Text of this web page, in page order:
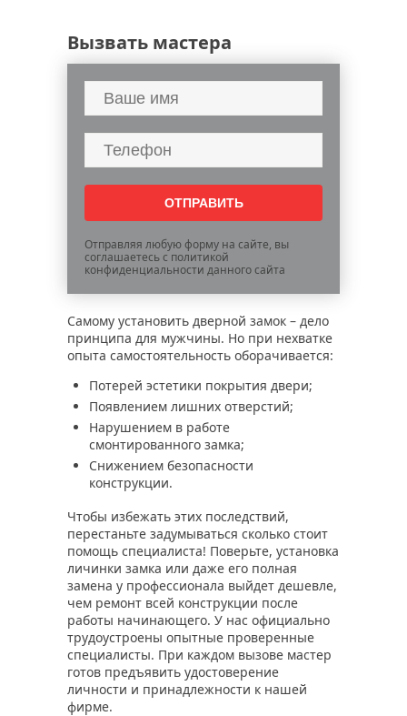
Вызвать мастера
Отправляя любую форму на сайте, вы
соглашаетесь с политикой
конфиденциальности данного сайта
Самому установить дверной замок – дело
принципа для мужчины. Но при нехватке
опыта самостоятельность оборачивается:
Потерей эстетики покрытия двери;
Появлением лишних отверстий;
Нарушением в работе
смонтированного замка;
Снижением безопасности
конструкции.
Чтобы избежать этих последствий,
перестаньте задумываться сколько стоит
помощь специалиста! Поверьте, установка
личинки замка или даже его полная
замена у профессионала выйдет дешевле,
чем ремонт всей конструкции после
работы начинающего. У нас официально
трудоустроены опытные проверенные
специалисты. При каждом вызове мастер
готов предъявить удостоверение
личности и принадлежности к нашей
фирме.